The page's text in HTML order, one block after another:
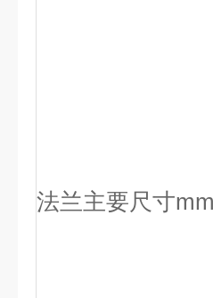
法兰主要尺寸mm